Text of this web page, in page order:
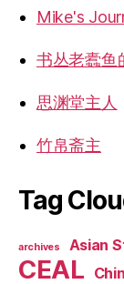
Mike's
书丛老蠹鱼
思渊堂主人
竹帛斋主
Tag
archives Asian
CEAL